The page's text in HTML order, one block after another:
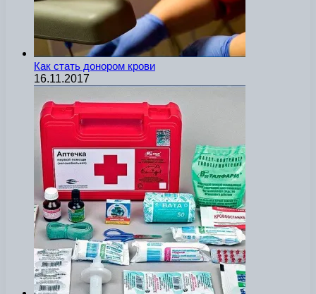
Как стать донором крови
16.11.2017